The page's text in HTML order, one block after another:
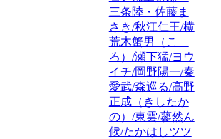
三条陸・佐藤ま
さき/秋江仁王/横
荒木蟹男（こゝ
ろ）/瀬下猛/ヨウ
イチ/岡野陽一/秦
愛武/森巡る/高野
正成（きしたか
の）/東雲/蓼然ん
候/たかはしツツ